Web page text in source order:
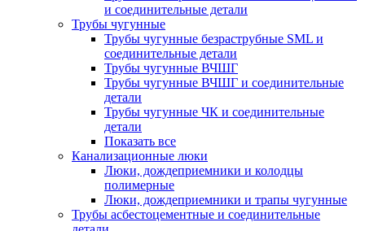
и соединительные детали
Трубы чугунные
Трубы чугунные безраструбные SML и
соединительные детали
Трубы чугунные ВЧШГ
Трубы чугунные ВЧШГ и соединительные
детали
Трубы чугунные ЧК и соединительные
детали
Показать все
Канализационные люки
Люки, дождеприемники и колодцы
полимерные
Люки, дождеприемники и трапы чугунные
Трубы асбестоцементные и соединительные